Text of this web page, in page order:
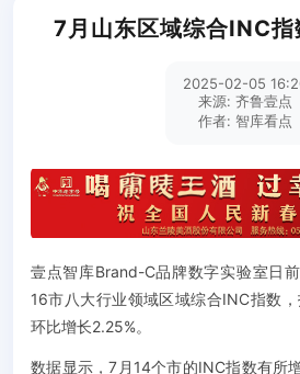
7月山东区域综合INC
2025-02-05
来源: 齐鲁壹点
作者: 智库看点
壹点智库Brand-C品牌数字实验室日
16市八大行业领域区域综合INC指数
环比增长2.25%。
数据显示，7月14个市的INC指数有所